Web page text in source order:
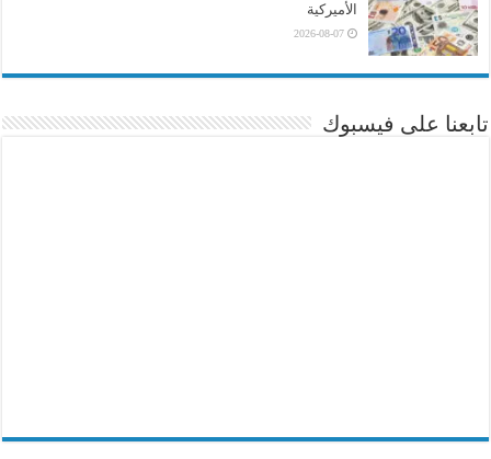
الأميركية
2026-08-07
تابعنا على فيسبوك